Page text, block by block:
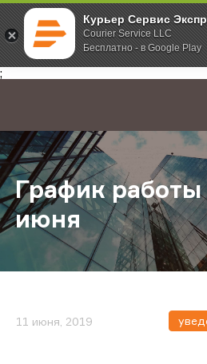
Курьер Сервис
Courier Service LLC
Бесплатно - в Google Play
;
Главная О компании Новости
График
июня
11 июня, 2019